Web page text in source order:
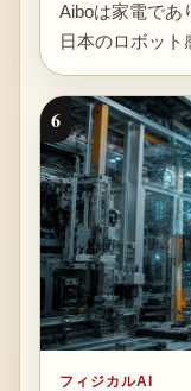
Aiboは家電であ
日本のロボット
6
フィジカルAI